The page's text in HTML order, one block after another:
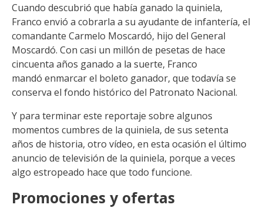
Cuando descubrió que había ganado la quiniela,
Franco envió a cobrarla a su ayudante de infantería, el
comandante Carmelo Moscardó, hijo del General
Moscardó. Con casi un millón de pesetas de hace
cincuenta años ganado a la suerte, Franco
mandó enmarcar el boleto ganador, que todavía se
conserva el fondo histórico del Patronato Nacional.
Y para terminar este reportaje sobre algunos
momentos cumbres de la quiniela, de sus setenta
años de historia, otro vídeo, en esta ocasión el último
anuncio de televisión de la quiniela, porque a veces
algo estropeado hace que todo funcione.
Promociones y ofertas